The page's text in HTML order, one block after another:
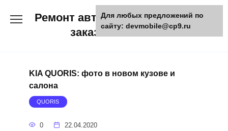
Ремонт авто и мото техники,
заказ запчастей
KIA QUORIS: фото в новом кузове и
салона
QUORIS
0 22.04.2020
Для любых предложений по
сайту: devmobile@cp9.ru